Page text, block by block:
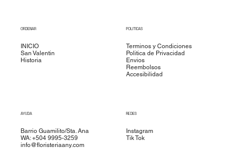
ORDENAR
INICIO
San Valentin
Historia
POLITICAS
Terminos y Condiciones
Politica de Privacidad
Envios
Reembolsos
Accesibilidad
AYUDA
Barrio Guamilito/Sta. Ana
WA: +504 9995-3259
info@floristeriaany.com
REDES
Instagram
Tik Tok